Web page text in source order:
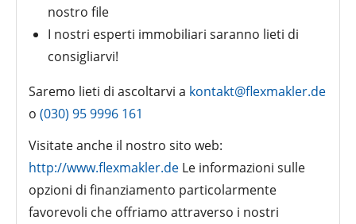
nostro file
I nostri esperti immobiliari saranno lieti di
consigliarvi!
Saremo lieti di ascoltarvi a kontakt@flexmakler.de
o (030) 95 9996 161
Visitate anche il nostro sito web:
http://www.flexmakler.de Le informazioni sulle
opzioni di finanziamento particolarmente
favorevoli che offriamo attraverso i nostri